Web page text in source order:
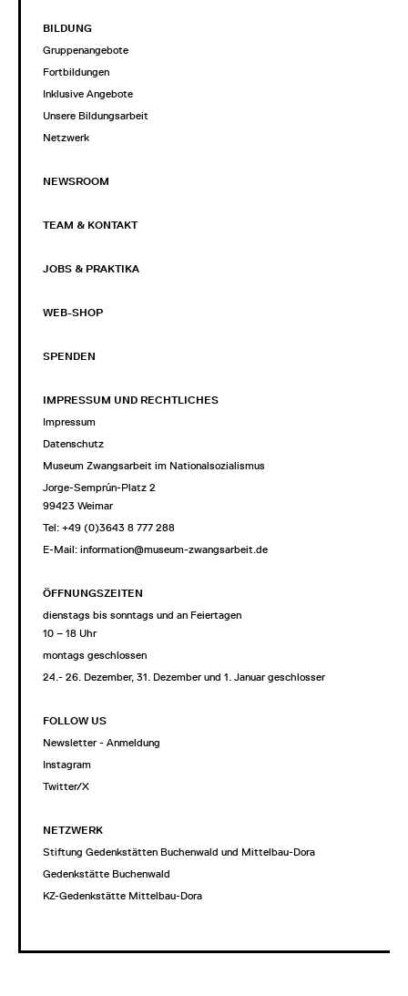
BILDUNG
Gruppenangebote
Fortbildungen
Inklusive Angebote
Unsere Bildungsarbeit
Netzwerk
NEWSROOM
TEAM & KONTAKT
JOBS & PRAKTIKA
WEB-SHOP
SPENDEN
IMPRESSUM UND RECHTLICHES
Impressum
Datenschutz
Museum Zwangsarbeit im Nationalsozialismus
Jorge-Semprún-Platz 2
99423 Weimar
Tel: +49 (0)3643 8 777 288
E-Mail: information@museum-zwangsarbeit.de
ÖFFNUNGSZEITEN
dienstags bis sonntags und an Feiertagen
10 – 18 Uhr
montags geschlossen
24.- 26. Dezember, 31. Dezember und 1. Januar geschlossen
FOLLOW US
Newsletter - Anmeldung
Instagram
Twitter/X
NETZWERK
Stiftung Gedenkstätten Buchenwald und Mittelbau-Dora
Gedenkstätte Buchenwald
KZ-Gedenkstätte Mittelbau-Dora